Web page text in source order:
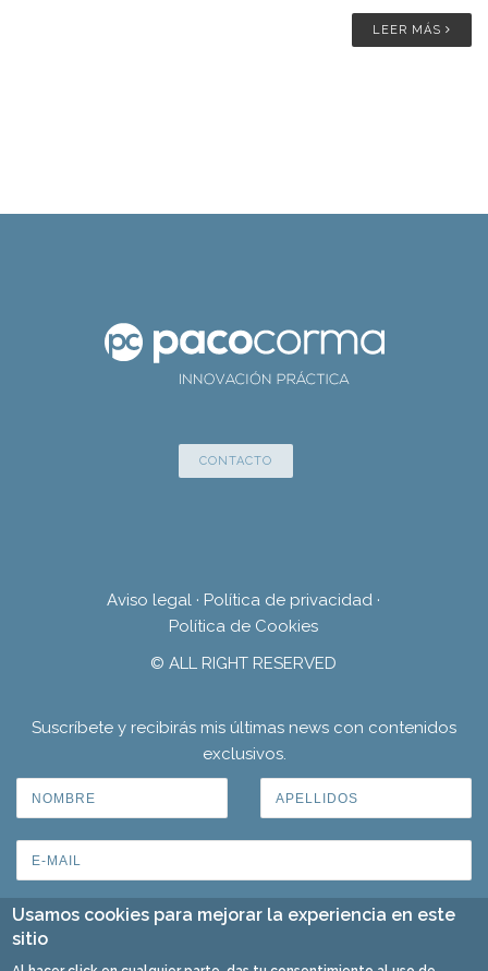
LEER MÁS
CONTACTO
Aviso legal · Política de privacidad ·
Política de Cookies
© ALL RIGHT RESERVED
Suscríbete y recibirás mis últimas news con contenidos
exclusivos.
Usamos cookies para mejorar la experiencia en este
sitio